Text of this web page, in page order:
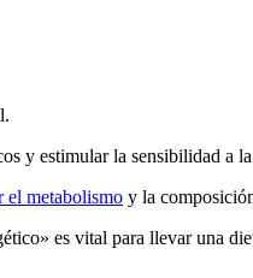
y estimular la sensibilidad a
el metabolismo y la
es vital para llevar una